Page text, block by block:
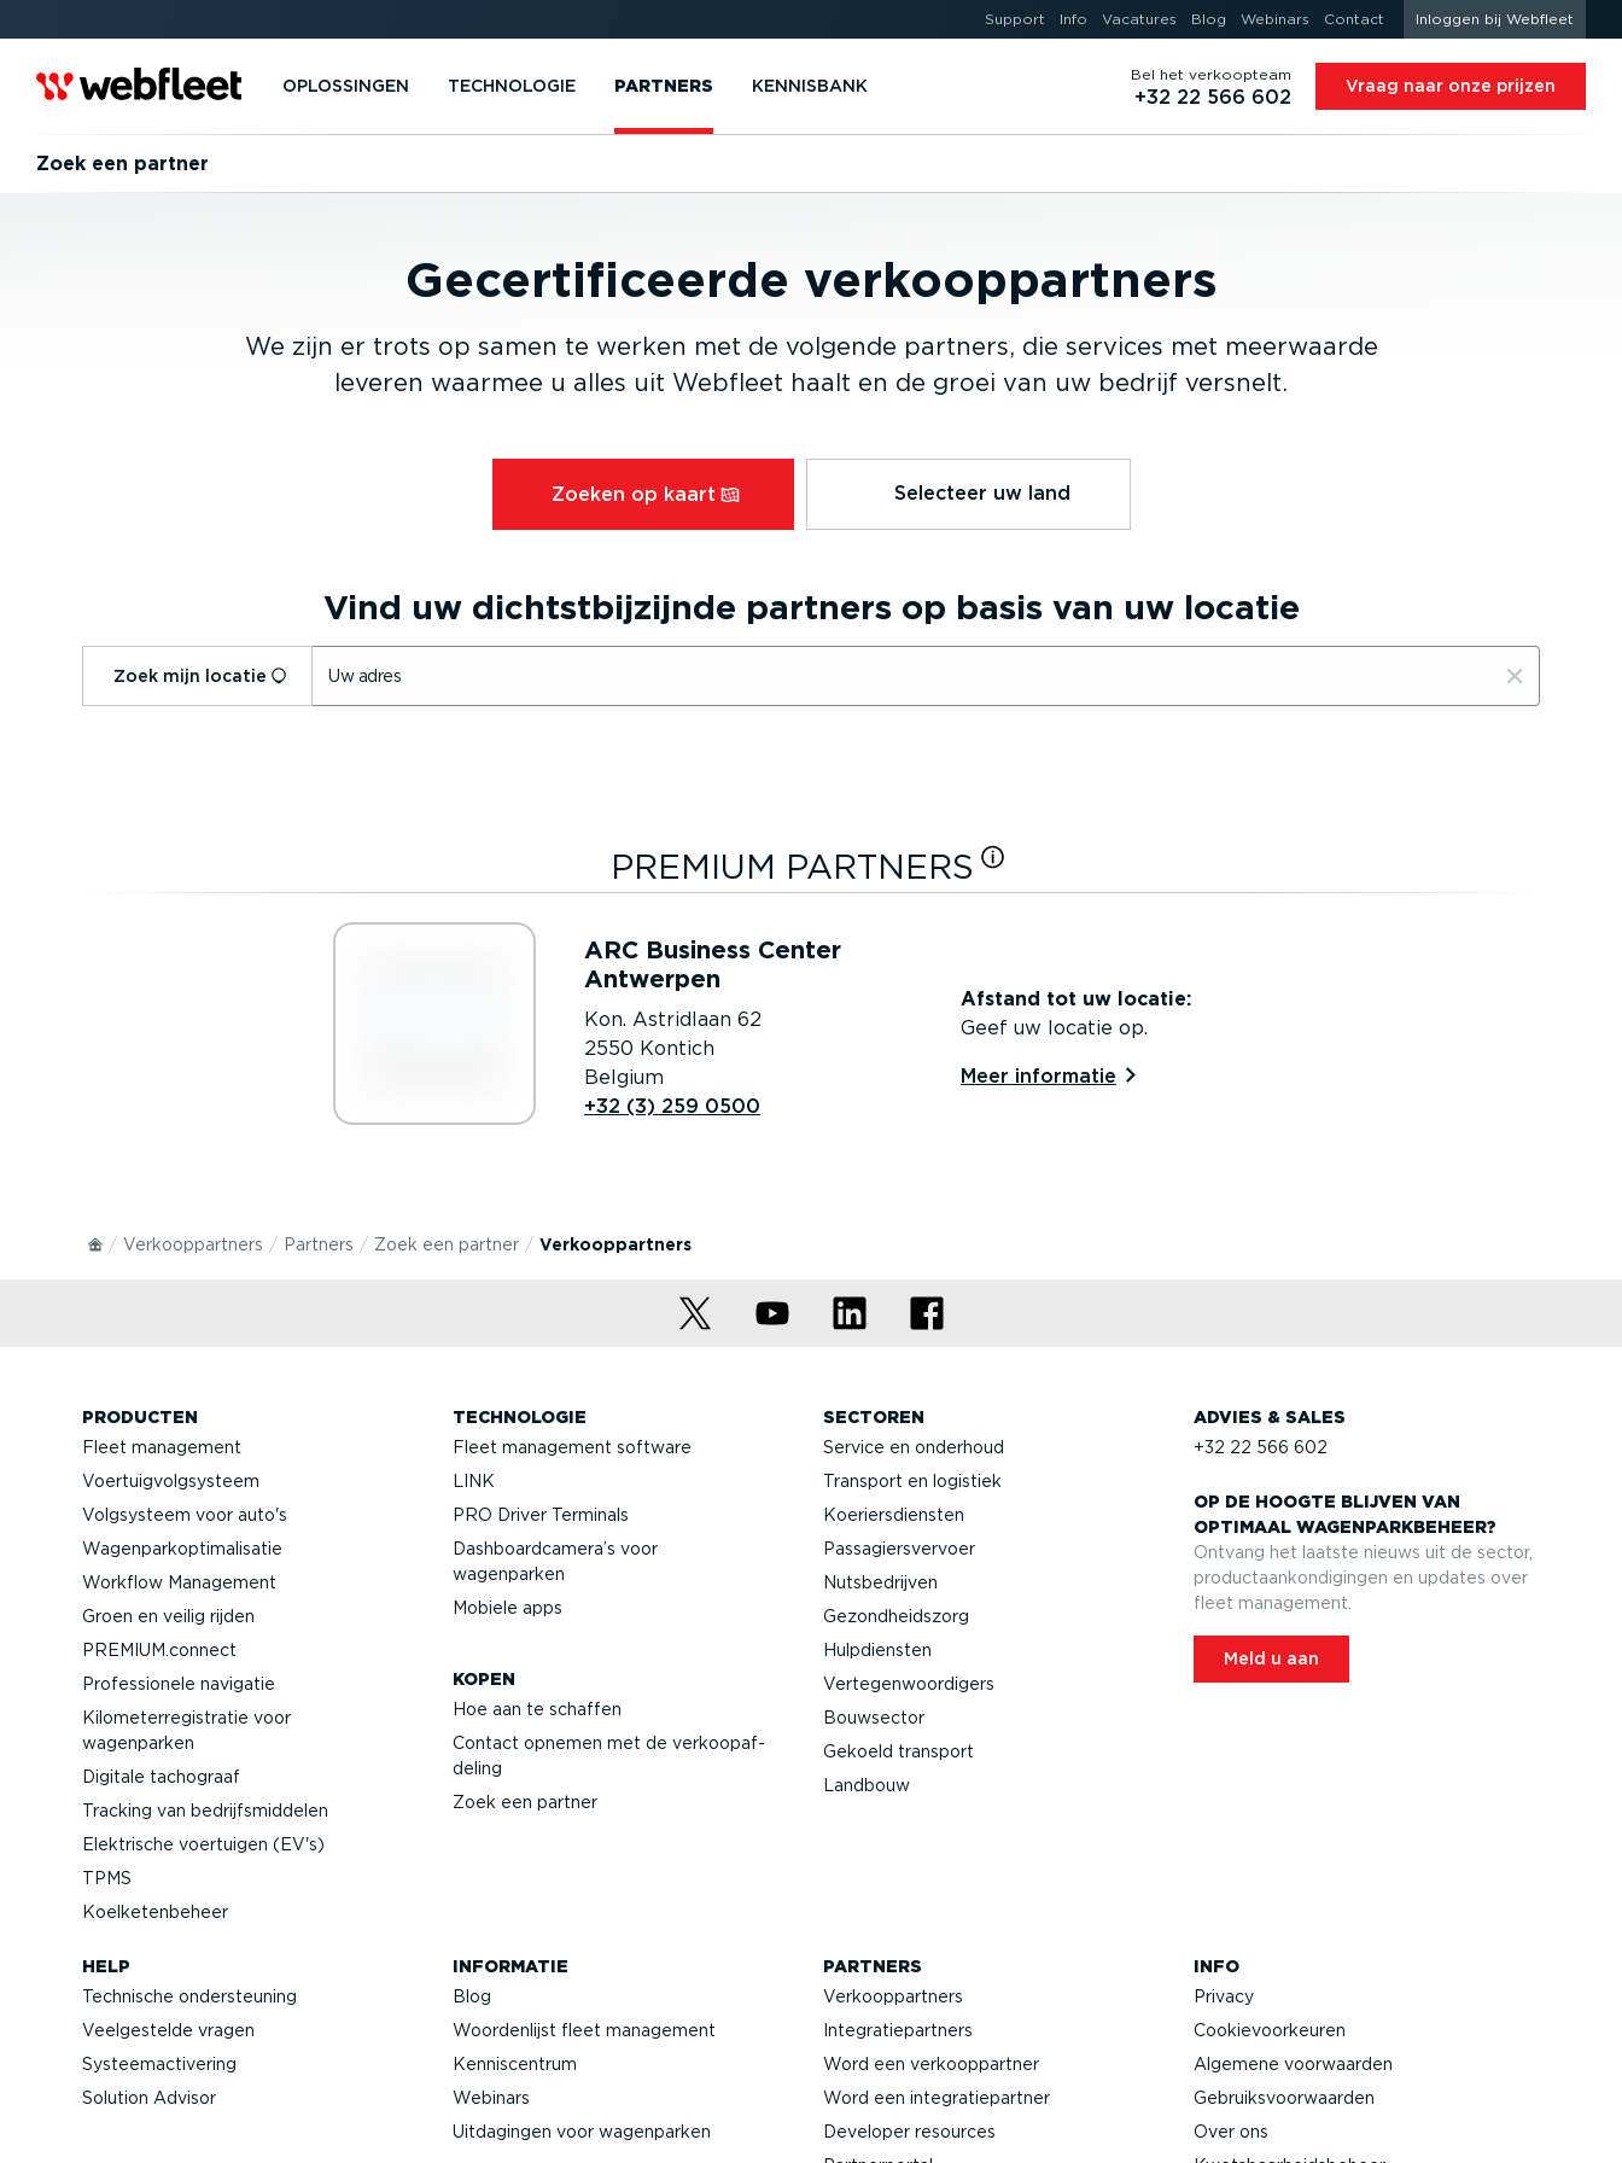
Support Info Vacatures Blog Webinars Contact Inloggen bij Webfleet
OPLOSSINGEN TECHNOLOGIE PARTNERS KENNISBANK
Bel het verkoopteam
+32 22 566 602 Vraag naar onze prijzen
Zoek een partner
Gecer­ti­fi­ceerde verkoop­partners
We zijn er trots op samen te werken met de volgende partners, die services met meerwaarde
leveren waarmee u alles uit Webfleet haalt en de groei van uw bedrijf versnelt.
Zoeken op kaart⁠ Selecteer uw land
Vind uw dichtst­bij­zijnde partners op basis van uw locatie
Zoek mijn locatie Uw adres
PREMIUM PARTNERS
ARC Business Center
Antwerpen
Kon. Astridlaan 62
2550 Kontich
Belgium
+32 (3) 259 0500
Afstand tot uw locatie:
Geef uw locatie op.
Meer informatie
Verkoop­partners Partners Zoek een partner Verkoop­partners
PRODUCTEN
Fleet management
Voertuig­volg­systeem
Volgsysteem voor auto's
Wagen­par­kop­ti­ma­li­satie
Workflow Management
Groen en veilig rijden
PREMIUM.connect
Profes­si­onele navigatie
Kilome­ter­re­gi­stratie voor
wagenparken
Digitale tachograaf
Tracking van bedrijfs­mid­delen
Elektrische voertuigen (EV's)
TPMS
Koelke­ten­beheer
TECHNOLOGIE
Fleet management software
LINK
PRO Driver Terminals
Dashboard­camera’s voor
wagenparken
Mobiele apps
KOPEN
Hoe aan te schaffen
Contact opnemen met de verkoop­af­
deling
Zoek een partner
SECTOREN
Service en onderhoud
Transport en logistiek
Koeriers­diensten
Passa­giers­vervoer
Nutsbe­drijven
Gezond­heidszorg
Hulpdiensten
Verte­gen­woor­digers
Bouwsector
Gekoeld transport
Landbouw
ADVIES & SALES
+32 22 566 602
OP DE HOOGTE BLIJVEN VAN
OPTIMAAL WAGEN­PARK­BEHEER?
Ontvang het laatste nieuws uit de sector,
product­aan­kon­di­gingen en updates over
fleet management.
Meld u aan
HELP
Technische onder­steuning
Veelge­stelde vragen
Systeem­ac­ti­vering
Solution Advisor
INFORMATIE
Blog
Woorden­lijst fleet management
Kennis­centrum
Webinars
Uitdagingen voor wagenparken
PARTNERS
Verkoop­partners
Integra­tie­partners
Word een verkoop­partner
Word een integra­tie­partner
Developer resources
INFO
Privacy
Cookie­voor­keuren
Algemene voorwaarden
Gebruiks­voor­waarden
Over ons